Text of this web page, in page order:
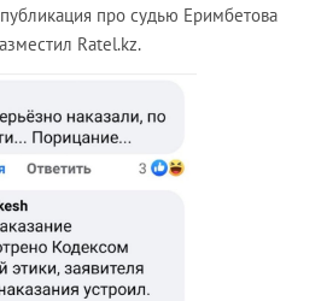
про судью Еримбетова
Ratel.kz.